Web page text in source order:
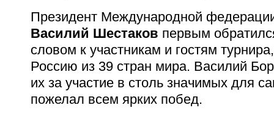
Президент Международной
Василий Шестаков первым
словом к участникам и гостям
Россию из 39 стран мира. Василий
их за участие в столь значимых для
пожелал всем ярких побед.